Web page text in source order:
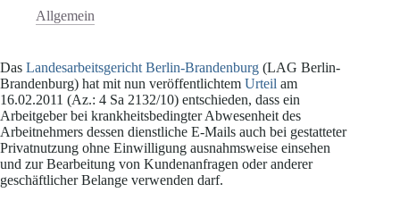
Allgemein
Das Landesarbeitsgericht Berlin-Brandenburg (LAG Berlin-
Brandenburg) hat mit nun veröffentlichtem Urteil am
16.02.2011 (Az.: 4 Sa 2132/10) entschieden, dass ein
Arbeitgeber bei krankheitsbedingter Abwesenheit des
Arbeitnehmers dessen dienstliche E-Mails auch bei gestatteter
Privatnutzung ohne Einwilligung ausnahmsweise einsehen
und zur Bearbeitung von Kundenanfragen oder anderer
geschäftlicher Belange verwenden darf.